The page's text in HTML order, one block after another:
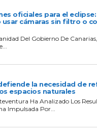
oficiales para el
cámaras sin filtro o
Del Gobierno De
la necesidad de
espacios naturales
Ha Analizado Los
Impulsada Por...